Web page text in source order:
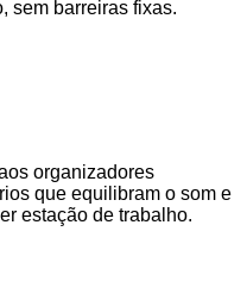
sem barreiras fixas.
organizadores
que equilibram o som e
estação de trabalho.